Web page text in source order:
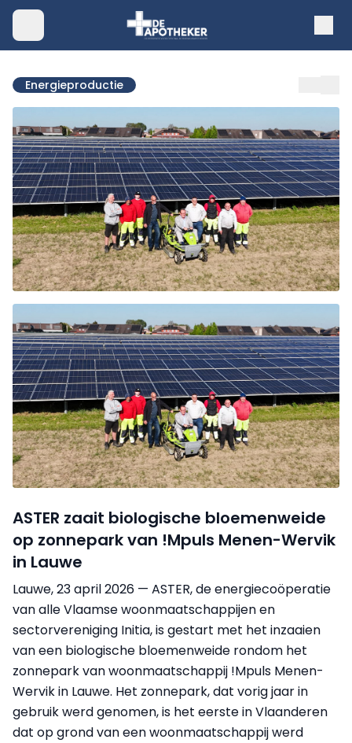
Energieproductie
ASTER zaait biologische bloemenweide
op zonnepark van !Mpuls Menen-Wervik
in Lauwe
Lauwe, 23 april 2026 — ASTER, de energiecoöperatie
van alle Vlaamse woonmaatschappijen en
sectorvereniging Initia, is gestart met het inzaaien
van een biologische bloemenweide rondom het
zonnepark van woonmaatschappij !Mpuls Menen-
Wervik in Lauwe. Het zonnepark, dat vorig jaar in
gebruik werd genomen, is het eerste in Vlaanderen
dat op grond van een woonmaatschappij werd